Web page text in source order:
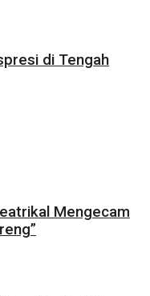
di Tengah
Mengecam